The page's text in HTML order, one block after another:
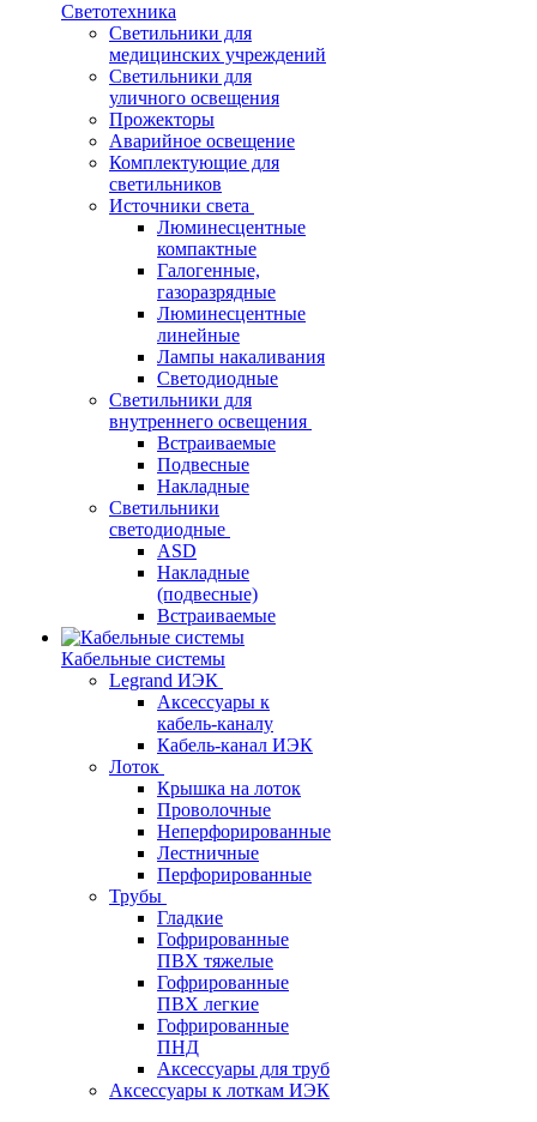
Светотехника
Светильники для
медицинских учреждений
Светильники для
уличного освещения
Прожекторы
Аварийное освещение
Комплектующие для
светильников
Источники света
Люминесцентные
компактные
Галогенные,
газоразрядные
Люминесцентные
линейные
Лампы накаливания
Светодиодные
Светильники для
внутреннего освещения
Встраиваемые
Подвесные
Накладные
Светильники
светодиодные
ASD
Накладные
(подвесные)
Встраиваемые
Кабельные системы
Legrand ИЭК
Аксессуары к
кабель-каналу
Кабель-канал ИЭК
Лоток
Крышка на лоток
Проволочные
Неперфорированные
Лестничные
Перфорированные
Трубы
Гладкие
Гофрированные
ПВХ тяжелые
Гофрированные
ПВХ легкие
Гофрированные
ПНД
Аксессуары для труб
Аксессуары к лоткам ИЭК